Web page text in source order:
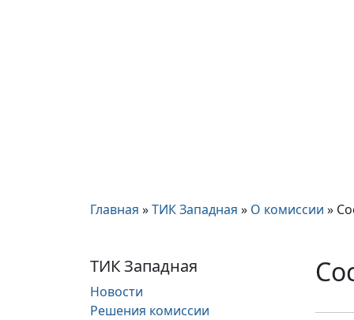
Главная »ТИК Западная » О комиссии »
ТИК Западная
Новости
Решения комиссии